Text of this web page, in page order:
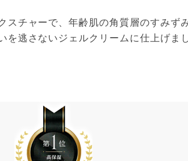
スチャーで、年齢肌の角質層のすみず
を逃さないジェルクリームに仕上げま